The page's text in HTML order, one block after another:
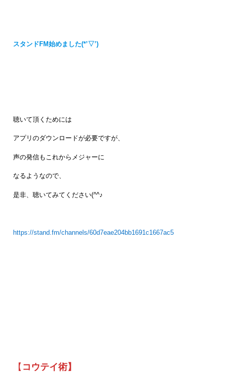
スタンドFM始めました(*’▽’)
聴いて頂くためには
アプリのダウンロードが必要ですが、
声の発信もこれからメジャーに
なるようなので、
是非、聴いてみてください(^^♪
https://stand.fm/channels/60d7eae204bb1691c1667ac5
【 コウテイ術】